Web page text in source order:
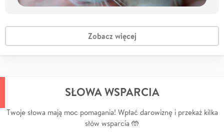
Zobacz więcej
SŁOWA WSPARCIA
Twoje słowa mają moc pomagania! Wpłać darowiznę i przekaż kilka
słów wsparcia 🤲